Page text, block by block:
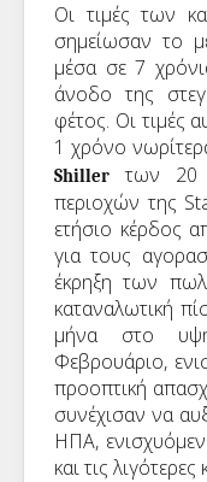
Οι τιμές των
σημείωσαν το
μέσα σε 7
άνοδο της
φέτος. Οι τιμές
1 χρόνο
Shiller
των 20
περιοχών της
ετήσιο κέρδος
για τους
έκρηξη των
καταναλωτική
μήνα στο
Φεβρουάριο,
προοπτική
συνέχισαν να
ΗΠΑ,
και τις λιγότερες